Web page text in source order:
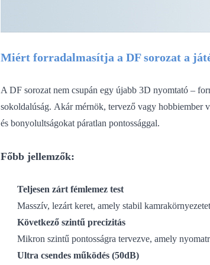
Miért forradalmasítja a DF sorozat a
A DF sorozat nem csupán egy újabb 3D nyomtató –
sokoldalúság. Akár mérnök, tervező vagy hobbiember
és bonyolultságokat páratlan pontossággal.
Főbb jellemzők:
Teljesen zárt fémlemez test
Masszív, lezárt keret, amely stabil
Következő szintű precizitás
Mikron szintű pontosságra tervezve, amely
Ultra csendes működés (50dB)